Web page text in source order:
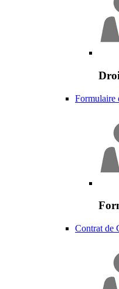
Formulaire
Contrat de